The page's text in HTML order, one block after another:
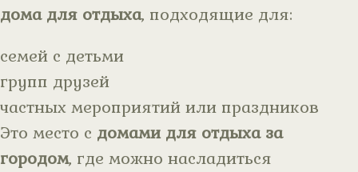
дома для отдыха, подходящие для:
семей с детьми
групп друзей
частных мероприятий или праздников
Это место с домами для отдыха за
городом, где можно насладиться